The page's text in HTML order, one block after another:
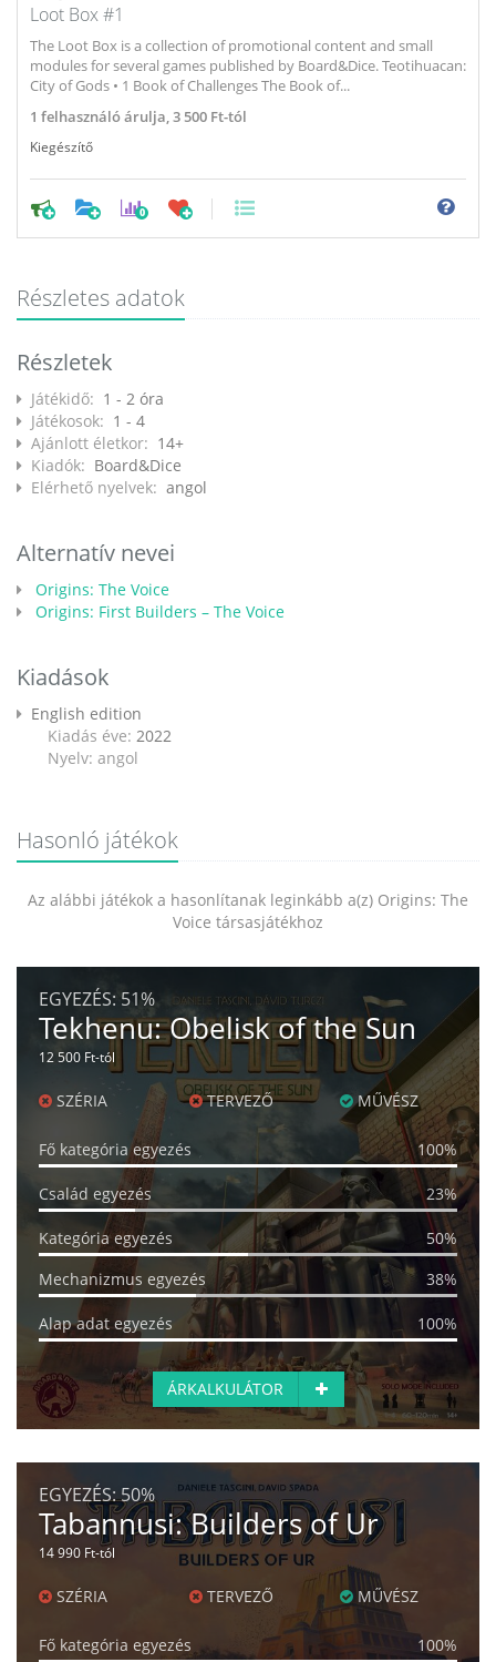
Loot Box #1
The Loot Box is a collection of promotional content and small
modules for several games published by Board&Dice. Teotihuacan:
City of Gods • 1 Book of Challenges The Book of...
1 felhasználó árulja,3 500 Ft-tól
Kiegészítő
0
Részletes adatok
Részletek
Játékidő: 1 - 2 óra
Játékosok: 1 - 4
Ajánlott életkor: 14+
Kiadók: Board&Dice
Elérhető nyelvek: angol
Alternatív nevei
Origins: The Voice
Origins: First Builders – The Voice
Kiadások
English edition
Kiadás éve: 2022
Nyelv: angol
Hasonló játékok
Az alábbi játékok a hasonlítanak leginkább a(z) Origins: The
Voice társasjátékhoz
EGYEZÉS: 51%
Tekhenu: Obelisk of the Sun
12 500 Ft-tól
SZÉRIA TERVEZŐ MŰVÉSZ
Fő kategória egyezés 100%
Család egyezés 23%
Kategória egyezés
50%
Mechanizmus egyezés
38%
Alap adat egyezés 100%
ÁRKALKULÁTOR
EGYEZÉS:50%
Tabannusi: Builders of Ur
14 990 Ft-tól
SZÉRIA TERVEZŐ MŰVÉSZ
Fő kategória egyezés 100%